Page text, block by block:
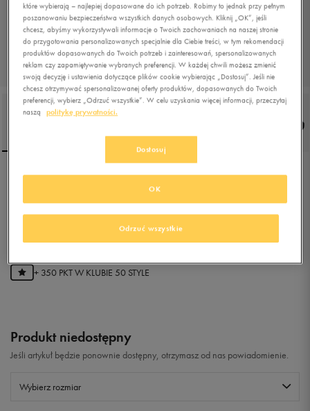
NIKE MD RUNNER 2 (PS)
69,99złz Vat
+ 350 PKT W KLUBIE 50 STYLE
Produkt niedostępny
Jeśli artykuł będzie ponownie dostępny, otrzymasz od nas powiadomienie.
Wybierz rozmiar
które wybierają – najlepiej dopasowane do ich potrzeb. Robimy to jednak przy pełnym
poszanowaniu bezpieczeństwa wszystkich danych osobowych. Kliknij „OK”, jeśli
chcesz, abyśmy wykorzystywali informacje o Twoich zachowaniach na naszej stronie
do przygotowania personalizowanych specjalnie dla Ciebie treści, w tym rekomendacji
produktów dopasowanych do Twoich potrzeb i zainteresowań, spersonalizowanych
reklam czy zapamiętywanie wybranych preferencji. W każdej chwili możesz zmienić
swoją decyzję i ustawienia dotyczące plików cookie wybierając „Dostosuj”. Jeśli nie
chcesz otrzymywać spersonalizowanej oferty produktów, dopasowanych do Twoich
preferencji, wybierz „Odrzuć wszystkie”. W celu uzyskania więcej informacji, przeczytaj
naszą
politykę prywatności.
Dostosuj
Odrzuć wszystkie
OK